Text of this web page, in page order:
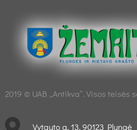
2019 © UAB „Antikva“. Visos teisės
Vytauto g. 13, 90123 Plungė